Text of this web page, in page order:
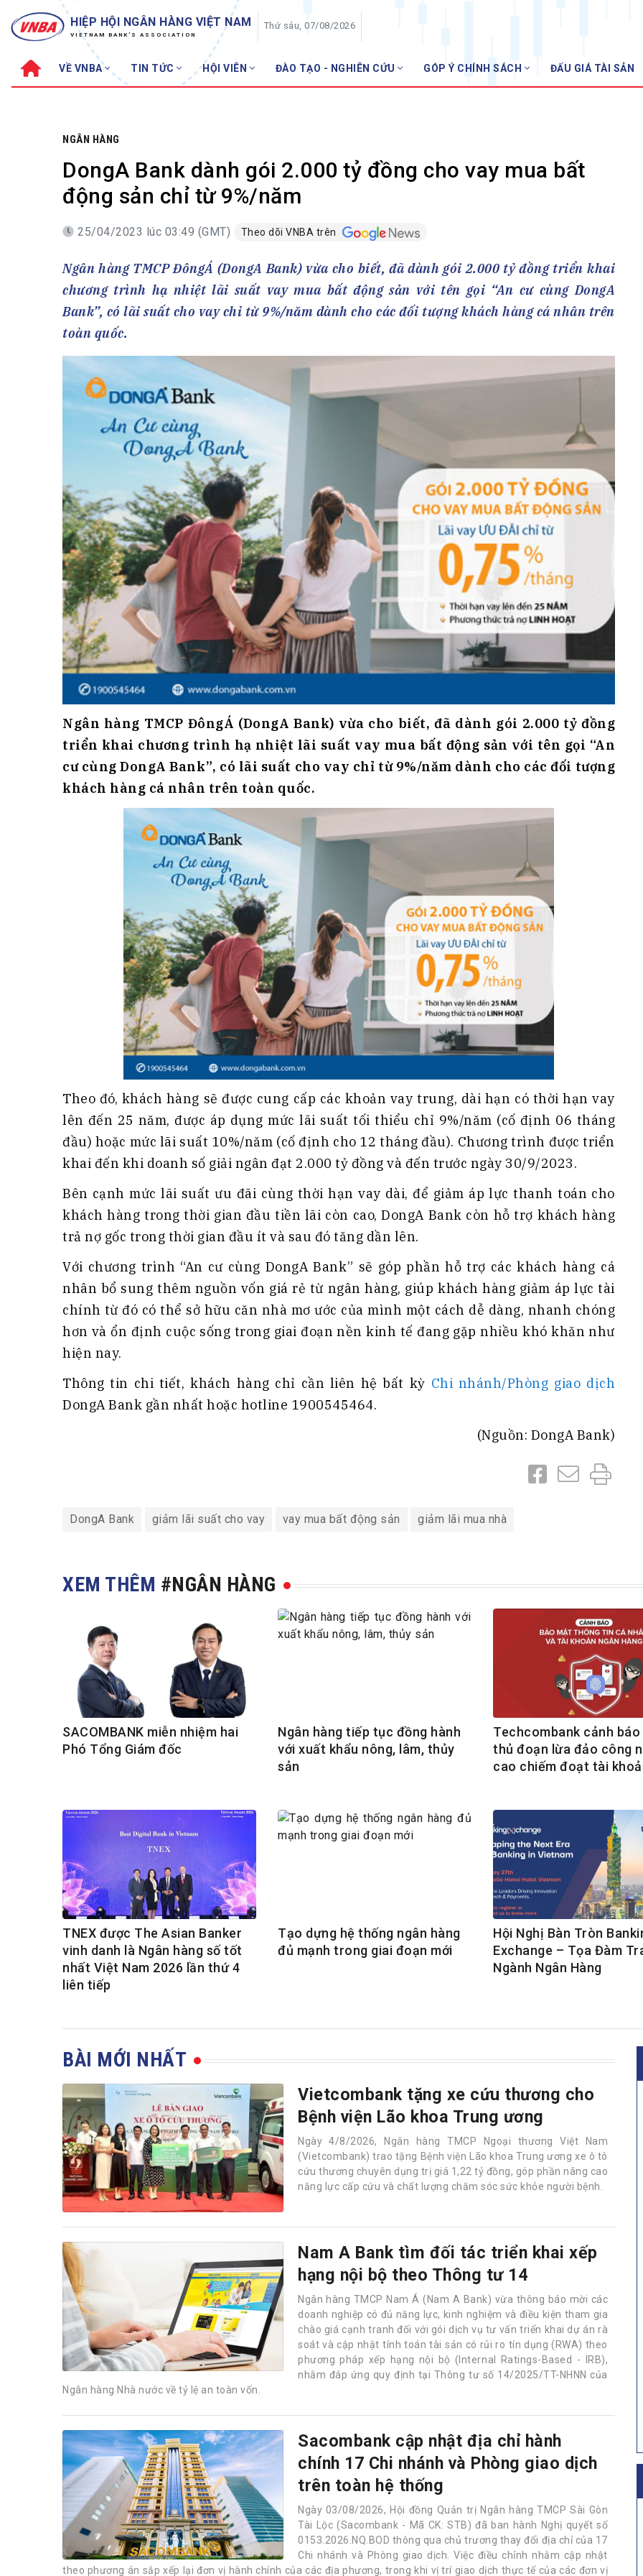
HIỆP HỘI NGÂN HÀNG VIỆT NAM
VIETNAM BANK'S ASSOCIATION
Thứ sáu, 07/08/2026
VỀ VNBA TIN TỨC HỘI VIÊN ĐÀO TẠO - NGHIÊN CỨU GÓP Ý CHÍNH SÁCH ĐẤU GIÁ TÀI SẢN
Sơ đồ tổ chức
Hội đồng Hiệp hội
Thường trực Hiệp hội
Cơ quan Thường trực
VNBA các thời kỳ
Thành tích – Giải thưởng
Bộ Chuẩn mực Đạo đức nghề nghiệp
30 năm VNBA
Bản tin Tuần VNBA
Tin ngành ngân hàng
Đào tạo
Fintech
Tài chính Tiêu dùng
Thanh toán –Thẻ
Nhà quản trị
GÓP Ý CHÍNH SÁCH
Tư vấn – Hỏi đáp
Tra cứu văn bản
NGÂN HÀNG
DongA Bank dành gói 2.000 tỷ đồng cho vay mua bất
động sản chỉ từ 9%/năm
25/04/2023 lúc 03:49 (GMT) Theo dõi VNBA trên
Ngân hàng TMCP ĐôngÁ (DongA Bank) vừa cho biết, đã dành gói 2.000 tỷ đồng triển khai
chương trình hạ nhiệt lãi suất vay mua bất động sản với tên gọi “An cư cùng DongA
Bank”, có lãi suất cho vay chỉ từ 9%/năm dành cho các đối tượng khách hàng cá nhân trên
toàn quốc.
Ngân hàng TMCP ĐôngÁ (DongA Bank) vừa cho biết, đã dành gói 2.000 tỷ đồng
triển khai chương trình hạ nhiệt lãi suất vay mua bất động sản với tên gọi “An
cư cùng DongA Bank”, có lãi suất cho vay chỉ từ 9%/năm dành cho các đối tượng
khách hàng cá nhân trên toàn quốc.
Theo đó, khách hàng sẽ được cung cấp các khoản vay trung, dài hạn có thời hạn vay
lên đến 25 năm, được áp dụng mức lãi suất tối thiểu chỉ 9%/năm (cố định 06 tháng
đầu) hoặc mức lãi suất 10%/năm (cố định cho 12 tháng đầu). Chương trình được triển
khai đến khi doanh số giải ngân đạt 2.000 tỷ đồng và đến trước ngày 30/9/2023.
Bên cạnh mức lãi suất ưu đãi cùng thời hạn vay dài, để giảm áp lực thanh toán cho
khách hàng trong thời gian đầu tiền lãi còn cao, DongA Bank còn hỗ trợ khách hàng
trả nợ gốc trong thời gian đầu ít và sau đó tăng dần lên.
Với chương trình “An cư cùng DongA Bank” sẽ góp phần hỗ trợ các khách hàng cá
nhân bổ sung thêm nguồn vốn giá rẻ từ ngân hàng, giúp khách hàng giảm áp lực tài
chính từ đó có thể sở hữu căn nhà mơ ước của mình một cách dễ dàng, nhanh chóng
hơn và ổn định cuộc sống trong giai đoạn nền kinh tế đang gặp nhiều khó khăn như
hiện nay.
Thông tin chi tiết, khách hàng chỉ cần liên hệ bất kỳ Chi nhánh/Phòng giao dịch
DongA Bank gần nhất hoặc hotline 1900545464.
(Nguồn: DongA Bank)
DongA Bank giảm lãi suất cho vay vay mua bất động sản giảm lãi mua nhà
XEM THÊM #NGÂN HÀNG
SACOMBANK miễn nhiệm hai
Phó Tổng Giám đốc
Ngân hàng tiếp tục đồng hành
với xuất khẩu nông, lâm, thủy
sản
Techcombank cảnh
thủ đoạn lừa đảo công
cao chiếm đoạt tài
TNEX được The Asian Banker
vinh danh là Ngân hàng số tốt
nhất Việt Nam 2026 lần thứ 4
liên tiếp
Tạo dựng hệ thống ngân hàng
đủ mạnh trong giai đoạn mới
Hội Nghị Bàn Tròn
Exchange – Tọa Đàm
Ngành Ngân Hàng
BÀI MỚI NHẤT
Vietcombank tặng xe cứu thương cho
Bệnh viện Lão khoa Trung ương
Ngày 4/8/2026, Ngân hàng TMCP Ngoại thương Việt Nam
(Vietcombank) trao tặng Bệnh viện Lão khoa Trung ương xe ô tô
cứu thương chuyên dụng trị giá 1,22 tỷ đồng, góp phần nâng cao
năng lực cấp cứu và chất lượng chăm sóc sức khỏe người bệnh.
Nam A Bank tìm đối tác triển khai xếp
hạng nội bộ theo Thông tư 14
Ngân hàng TMCP Nam Á (Nam A Bank) vừa thông báo mời các
doanh nghiệp có đủ năng lực, kinh nghiệm và điều kiện tham gia
chào giá cạnh tranh đối với gói dịch vụ tư vấn triển khai dự án rà
soát và cập nhật tính toán tài sản có rủi ro tín dụng (RWA) theo
phương pháp xếp hạng nội bộ (Internal Ratings-Based - IRB),
nhằm đáp ứng quy định tại Thông tư số 14/2025/TT-NHNN của
Ngân hàng Nhà nước về tỷ lệ an toàn vốn.
Sacombank cập nhật địa chỉ hành
chính 17 Chi nhánh và Phòng giao dịch
trên toàn hệ thống
Ngày 03/08/2026, Hội đồng Quản trị Ngân hàng TMCP Sài Gòn
Tài Lộc (Sacombank - Mã CK: STB) đã ban hành Nghị quyết số
0153.2026.NQ.BOD thông qua chủ trương thay đổi địa chỉ của 17
Chi nhánh và Phòng giao dịch. Việc điều chỉnh nhằm cập nhật
theo phương án sắp xếp lại đơn vị hành chính của các địa phương, trong khi vị trí giao dịch thực tế của các đơn vị